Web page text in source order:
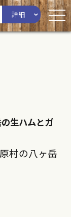
詳細
生ハムとガ
村の八ヶ岳